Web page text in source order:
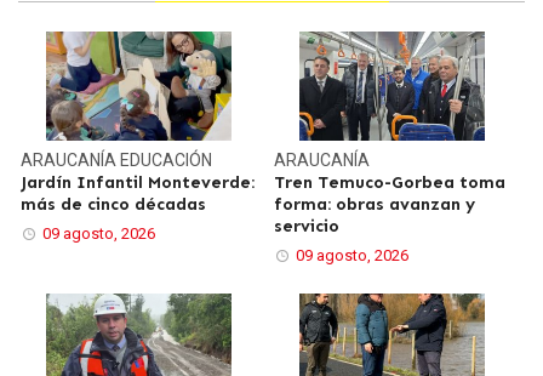
ARAUCANÍA EDUCACIÓN
Jardín Infantil Monteverde:
más de cinco décadas
09 agosto, 2026
ARAUCANÍA
Tren Temuco-Gorbea toma
forma: obras avanzan y
servicio
09 agosto, 2026